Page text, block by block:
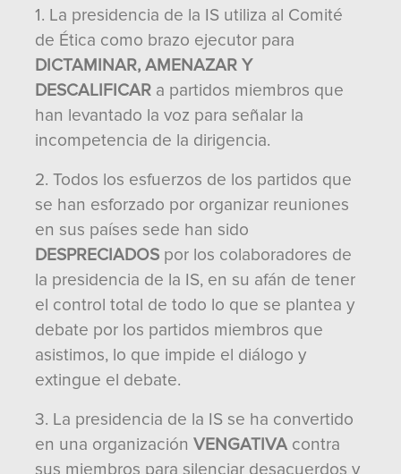
1. La presidencia de la IS utiliza al Comité
de Ética como brazo ejecutor para
DICTAMINAR, AMENAZAR Y
DESCALIFICAR a partidos miembros que
han levantado la voz para señalar la
incompetencia de la dirigencia.
2. Todos los esfuerzos de los partidos que
se han esforzado por organizar reuniones
en sus países sede han sido
DESPRECIADOS por los colaboradores de
la presidencia de la IS, en su afán de tener
el control total de todo lo que se plantea y
debate por los partidos miembros que
asistimos, lo que impide el diálogo y
extingue el debate.
3. La presidencia de la IS se ha convertido
en una organización VENGATIVAcontra
sus miembros para silenciar desacuerdos y